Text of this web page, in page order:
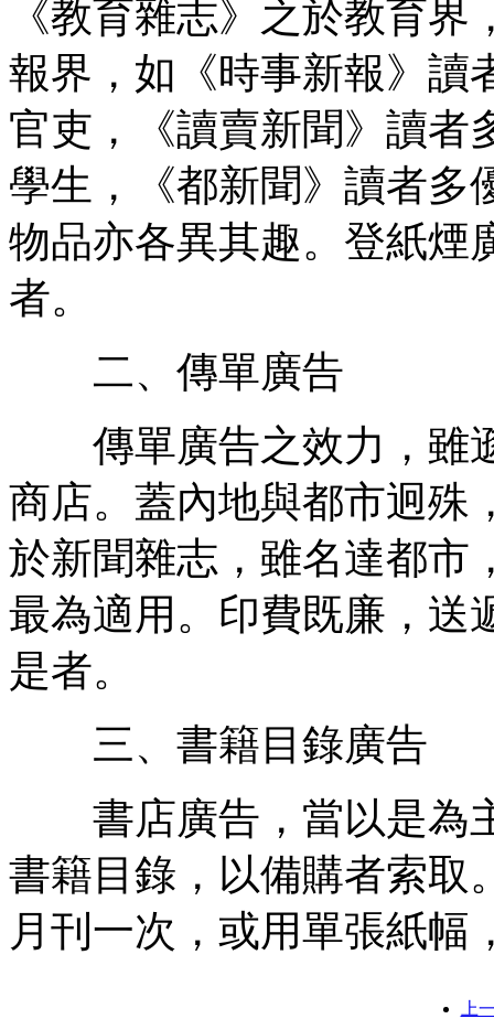
《教育雜志》之於教育
報界，如《時事新報》讀
官吏，《讀賣新聞》讀者
學生，《都新聞》讀者多
物品亦各異其趣。登紙煙
者。
二、傳單廣告
傳單廣告之效力，雖
商店。蓋內地與都市迥殊
於新聞雜志，雖名達都市
最為適用。印費既廉，送
是者。
三、書籍目錄廣告
書店廣告，當以是為
書籍目錄，以備購者索取
月刊一次，或用單張紙幅
上